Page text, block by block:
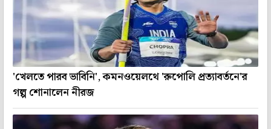
'খেলতে পারব ভাবিনি', কমনওয়েলথে 'রুপোলি প্রত্যাবর্তনে'র
গল্প শোনালেন নীরজ